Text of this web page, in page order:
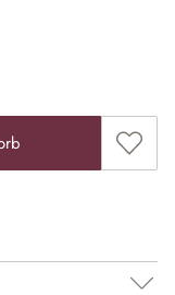
Wert ein oder
Zum